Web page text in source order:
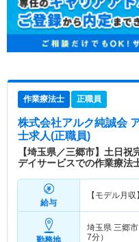
作業療法士 正職員
株式会社アルク純誠会
士求人(正職員)
【埼玉県／三郷市】土日
デイサービスでの作業療法
給与
【モデル月収】
埼玉県 三郷市
7分）